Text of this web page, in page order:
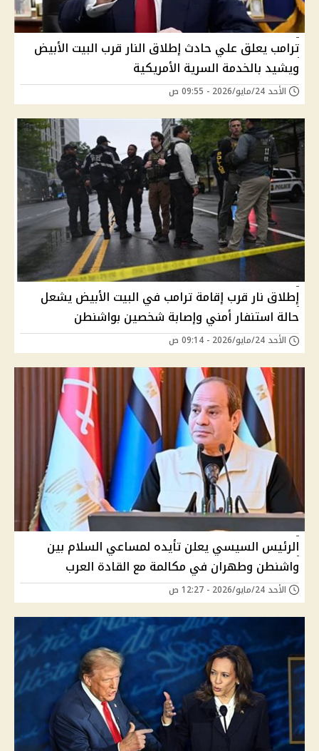
ترامب يعلق علي حادث إطلاق النار قرب البيت الأبيض
ويشيد بالخدمة السرية الأمريكية
الأحد 24/مايو/2026 - 09:55 ص
إطلاق نار قرب إقامة ترامب في البيت الأبيض يشعل
حالة استنفار أمني وإصابة شخصين بواشنطن
الأحد 24/مايو/2026 - 09:14 ص
الرئيس السيسي يعلن تأيده لمساعي السلام بين
واشنطن وطهران في مكالمة مع القادة العرب
الأحد 24/مايو/2026 - 12:27 ص